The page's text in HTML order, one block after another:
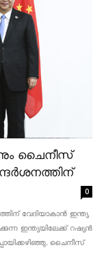
ചൈനീസ്
0
വേദിയാകാൻ ഇന്ത്യ
ഇന്ത്യയിലേക്ക് റഷ്യൻ
ചൈനീസ്